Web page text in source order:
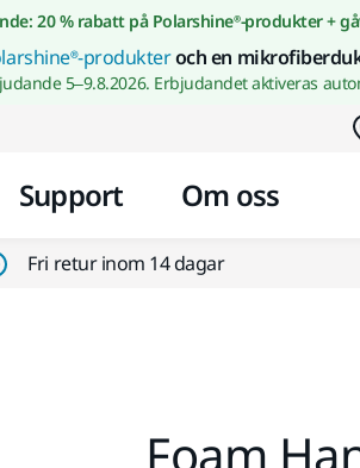
Gå till innehållet
20 % rabatt på Polarshine®-produkter +
produkteroch en
5–9.8.2026. Erbjudandet aktiveras
Support Om oss
Fri retur inom 14 dagar
Foam